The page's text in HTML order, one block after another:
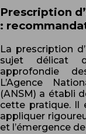
Prescription
:
La prescription
sujet délicat
approfondie
L’Agence
(ANSM) a établi
cette pratique. Il
appliquer
et l’émergence